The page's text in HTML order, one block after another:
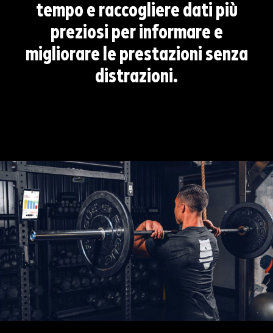
tempo e raccogliere dati più
preziosi per informare e
migliorare le prestazioni senza
distrazioni.